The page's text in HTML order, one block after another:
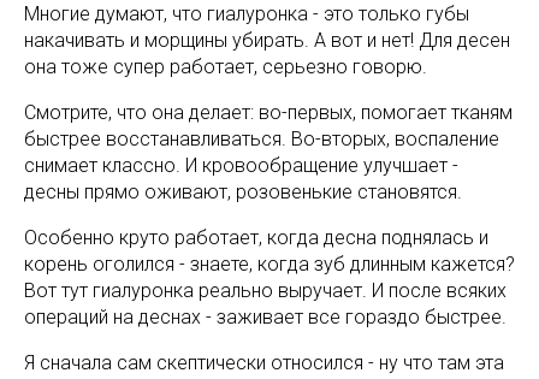
Многие думают, что гиалуронка - это только губы
накачивать и морщины убирать. А вот и нет! Для десен
она тоже супер работает, серьезно говорю.
Смотрите, что она делает: во-первых, помогает тканям
быстрее восстанавливаться. Во-вторых, воспаление
снимает классно. И кровообращение улучшает -
десны прямо оживают, розовенькие становятся.
Особенно круто работает, когда десна поднялась и
корень оголился - знаете, когда зуб длинным кажется?
Вот тут гиалуронка реально выручает. И после всяких
операций на деснах - заживает все гораздо быстрее.
Я сначала сам скептически относился - ну что там эта